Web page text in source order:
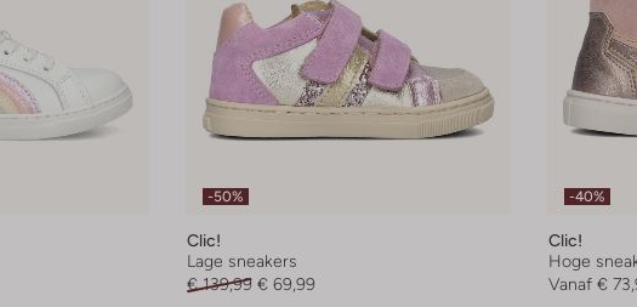
-50%
Clic!
Lage sneakers
€ 139,99 € 69,99
-40%
Clic!
Hoge
Vanaf €